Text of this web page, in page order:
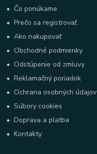
• Čo ponúkame
•Prečo sa registrovať
•Ako nakupovať
• Obchodné podmienky
• Odstúpenie od zmluvy
•Reklamačný poriadok
• Ochrana osobných údajov
•Súbory cookies
•Doprava a platba
•Kontakty